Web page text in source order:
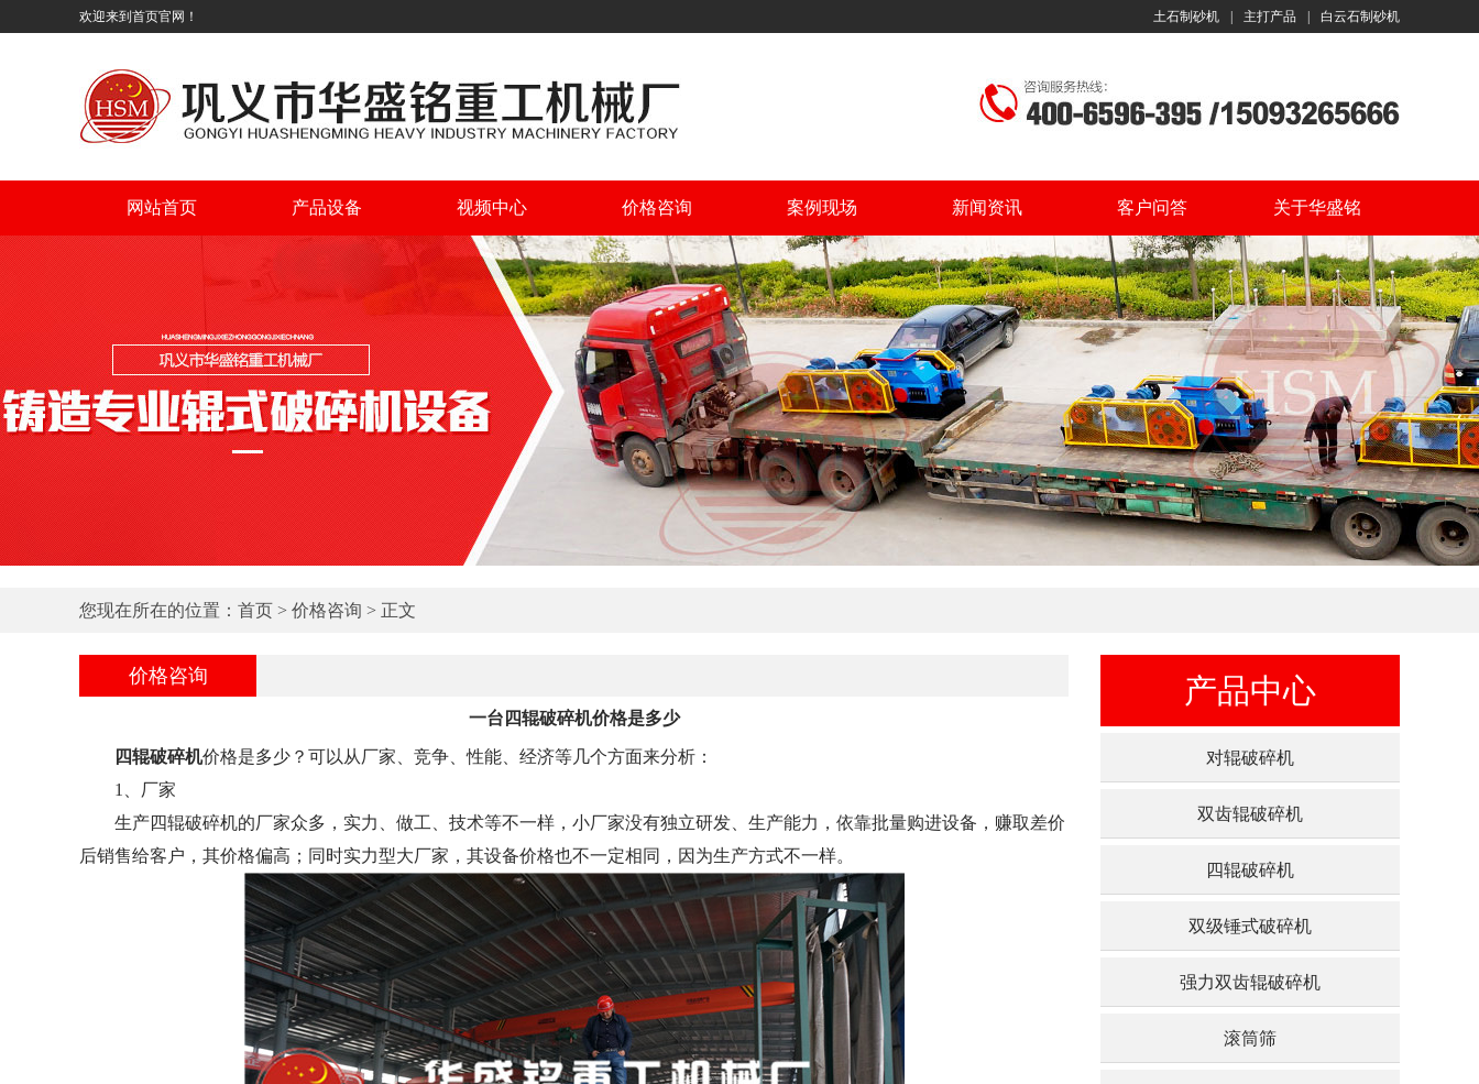
欢迎来到首页官网！ 土石制砂机 主打产品 白云石制砂机
网站首页 产品设备 视频中心 价格咨询 案例现场 新闻资讯 客户问答 关于华盛铭
您现在所在的位置： 首页 > 价格咨询 > 正文
价格咨询
一台四辊破碎机价格是多少
四辊破碎机价格是多少？可以从厂家、竞争、性能、经济等几个方面来分析：
1、厂家
生产四辊破碎机的厂家众多，实力、做工、技术等不一样，小厂家没有独立研发、生产能力，依靠批量购进设备，赚取差价
后销售给客户，其价格偏高；同时实力型大厂家，其设备价格也不一定相同，因为生产方式不一样。
产品中心
对辊破碎机
双齿辊破碎机
四辊破碎机
双级锤式破碎机
强力双齿辊破碎机
滚筒筛